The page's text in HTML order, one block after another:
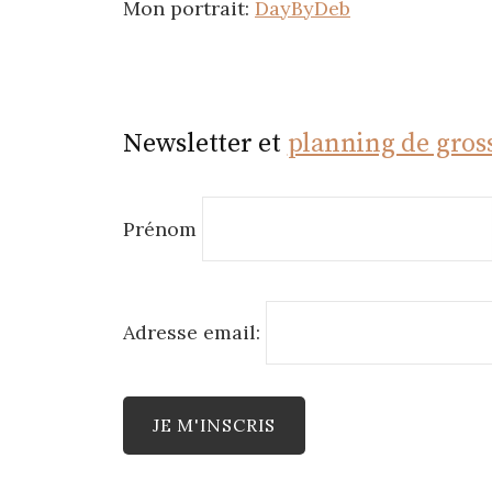
Mon portrait: DayByDeb
Newsletter et planning de
Prénom
Adresse email: